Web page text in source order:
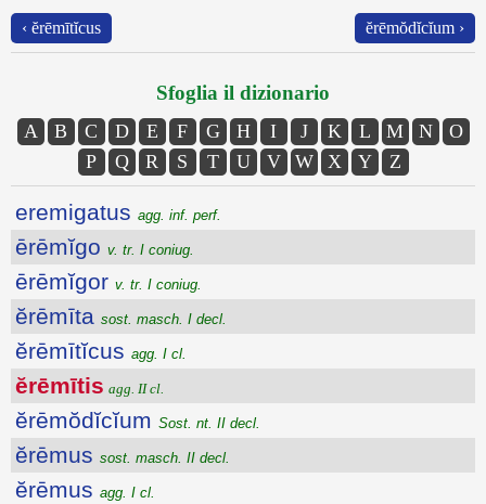
‹ ĕrēmītĭcus ĕrēmŏdĭcĭum ›
Sfoglia il dizionario
A B C D E F G H I J K L M N
O
P
Q R S T U V W X Y Z
eremigatus agg. inf. perf.
ērēmĭgo v. tr. I coniug.
ērēmĭgor v. tr. I coniug.
ĕrēmīta sost. masch. I decl.
ĕrēmītĭcus agg. I cl.
ĕrēmītis agg. II cl.
ĕrēmŏdĭcĭum Sost. nt. II decl.
ĕrēmus sost. masch. II decl.
ĕrēmus agg. I cl.